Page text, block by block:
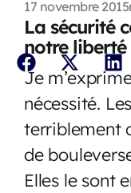
17 novembre 2015
La sécurité
notre
Je
nécessité.
terriblement
de
Elles le sont